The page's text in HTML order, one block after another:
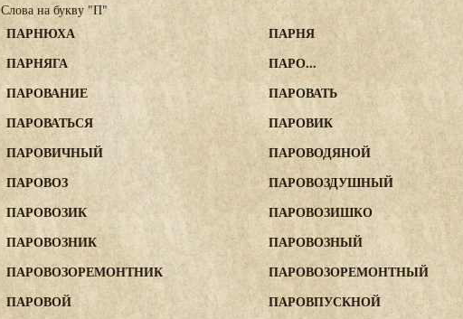
Слова на букву "П"
ПАРНЮХА
ПАРНЯ
ПАРНЯГА
ПАРО...
ПАРОВАНИЕ
ПАРОВАТЬ
ПАРОВАТЬСЯ
ПАРОВИК
ПАРОВИЧНЫЙ
ПАРОВОДЯНОЙ
ПАРОВОЗ
ПАРОВОЗДУШНЫЙ
ПАРОВОЗИК
ПАРОВОЗИШКО
ПАРОВОЗНИК
ПАРОВОЗНЫЙ
ПАРОВОЗОРЕМОНТНИК
ПАРОВОЗОРЕМОНТНЫЙ
ПАРОВОЙ
ПАРОВПУСКНОЙ